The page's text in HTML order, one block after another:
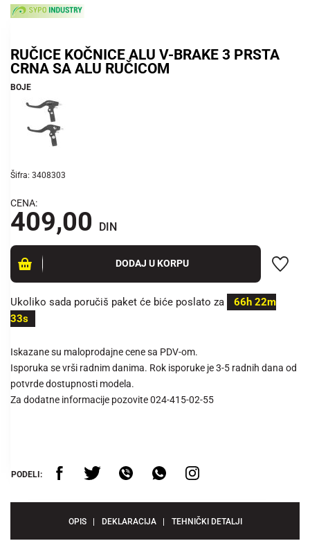
RUČICE KOČNICE ALU V-BRAKE 3 PRSTA
CRNA SA ALU RUČICOM
BOJE
Šifra: 3408303
CENA:
409,00 DIN
DODAJ U KORPU
Ukoliko sada poručiš paket će biće poslato za
66h 22m
33s
Iskazane su maloprodajne cene sa PDV-om.
Isporuka se vrši radnim danima. Rok isporuke je 3-5 radnih dana od
potvrde dostupnosti modela.
Za dodatne informacije pozovite 024-415-02-55
PODELI:
OPIS DEKLARACIJA TEHNIČKI DETALJI